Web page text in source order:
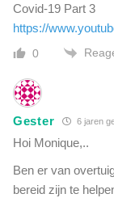
Covid-19 Part 3
https://
0
Gester 6 jaren
Hoi Monique,..
Ben er van
bereid zijn te